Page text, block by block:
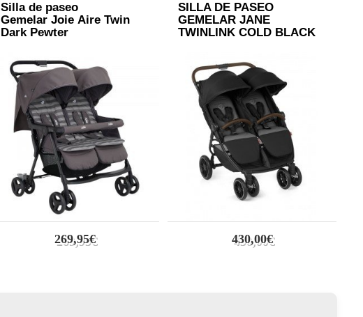
Silla de paseo
Gemelar Joie Aire Twin
Dark Pewter
269,95€
SILLA DE PASEO
GEMELAR JANE
TWINLINK COLD BLACK
430,00€